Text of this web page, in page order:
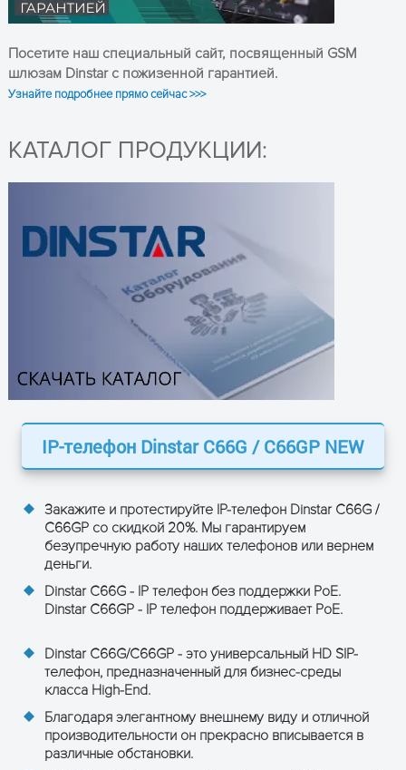
Посетите наш специальный сайт, посвященный GSM
шлюзам Dinstar с пожизенной гарантией.
Узнайте подробнее прямо сейчас >>>
КАТАЛОГ ПРОДУКЦИИ:
IP-телефон Dinstar C66G / C66GP NEW
Закажите и протестируйте IP-телефон Dinstar C66G /
C66GP со скидкой 20%. Мы гарантируем
безупречную работу наших телефонов или вернем
деньги.
Dinstar C66G - IP телефон без поддержки PoE.
Dinstar C66GP - IP телефон поддерживает PoE.
Dinstar C66G/C66GP - это универсальный HD SIP-
телефон, предназначенный для бизнес-среды
класса High-End.
Благодаря элегантному внешнему виду и отличной
производительности он прекрасно вписывается в
различные обстановки.
телефон
Тип дисплея
Цветной 4.3 графический
Количество SIP
20
2xRJ45 10/100/1000M
Ethernet Ports
комплекте
Да
Объем
телефонной книги
1000 (номеров)
Журнал вызовов
200 (номеров)
Разъем для
подключения
гарнитуры
Да
Тип разъема
Наличие
программируемых
клавиш
Поддержка SIP Да